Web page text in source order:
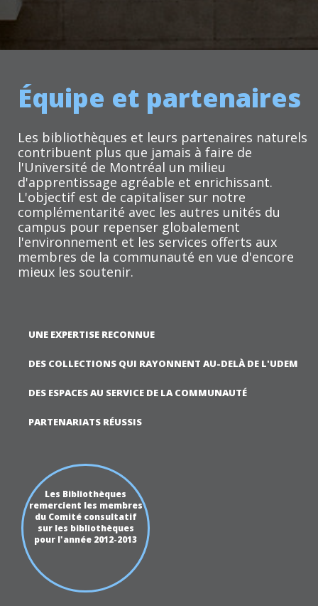
Équipe et partenaires
Les bibliothèques et leurs partenaires naturels
contribuent plus que jamais à faire de
l'Université de Montréal un milieu
d'apprentissage agréable et enrichissant.
L'objectif est de capitaliser sur notre
complémentarité avec les autres unités du
campus pour repenser globalement
l'environnement et les services offerts aux
membres de la communauté en vue d'encore
mieux les soutenir.
UNE EXPERTISE RECONNUE
DES COLLECTIONS QUI RAYONNENT AU-DELÀ DE L'UDEM
DES ESPACES AU SERVICE DE LA COMMUNAUTÉ
PARTENARIATS RÉUSSIS
Les Bibliothèques
remercient les membres
du Comité consultatif
sur les bibliothèques
pour l'année 2012-2013